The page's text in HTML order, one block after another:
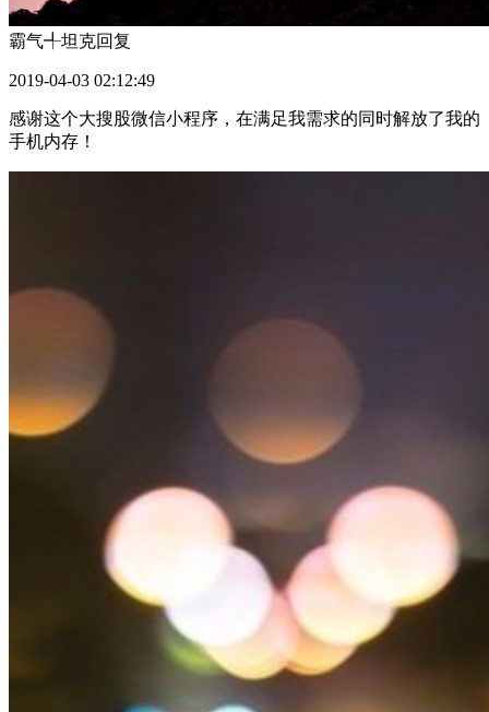
霸气╃坦克回复
2019-04-03 02:12:49
感谢这个大搜股微信小程序，在满足我需求的同时解放了我的
手机内存！